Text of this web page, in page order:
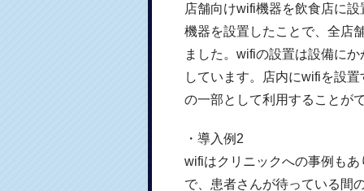
店舗向けwifi機器を飲食店に
機器を設置したことで、全店
ました。wifiの設置は設備に
しています。店内にwifiを設
の一部として利用することが
・導入例2
wifiはクリニックへの事例も
で、患者さんが待っている間